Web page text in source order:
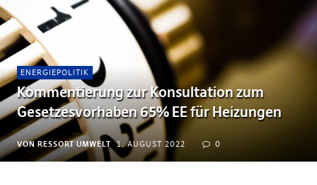
VON RESSORT UMWELT 1. AUGUST 2022 0
ENERGIEPOLITIK
Kommentierung zur Konsultation zum
Gesetzesvorhaben 65% EE für Heizungen